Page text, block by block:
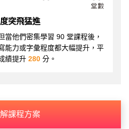
突飛猛進
當他們密集學習 90 堂課程後，
能力或字彙程度都大幅提升，平
績提升 280 分。
課程方案